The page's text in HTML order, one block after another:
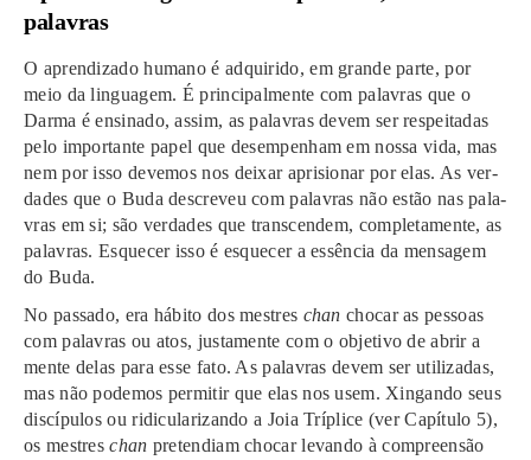
pala­vras
O apren­di­za­do huma­no é adqui­ri­do, em gran­de parte, por
meio da lin­gua­gem. É principal­men­te com pala­vras que o
Darma é ensi­na­do, assim, as pala­vras devem ser res­pei­ta­das
pelo impor­tan­te papel que desem­pe­nham em nossa vida, mas
nem por isso deve­mos nos dei­xar apri­sio­nar por elas. As ver­
da­des que o Buda descreveu com pala­vras não estão nas pala­
vras em si; são ver­da­des que trans­cen­dem, completamente, as
pala­vras. Esquecer isso é esque­cer a essência da men­sa­gem
do Buda.
No pas­sa­do, era hábi­to dos mes­tres chan cho­car as pes­soas
com pala­vras ou atos, justamen­te com o obje­ti­vo de abrir a
mente delas para esse fato. As pala­vras devem ser uti­li­za­das,
mas não pode­mos per­mi­tir que elas nos usem. Xingando seus
dis­cí­pu­los ou ridicu­la­ri­zan­do a Joia Tríplice (ver Capítulo 5),
os mes­treschan pre­ten­diam cho­car levando à com­preensão